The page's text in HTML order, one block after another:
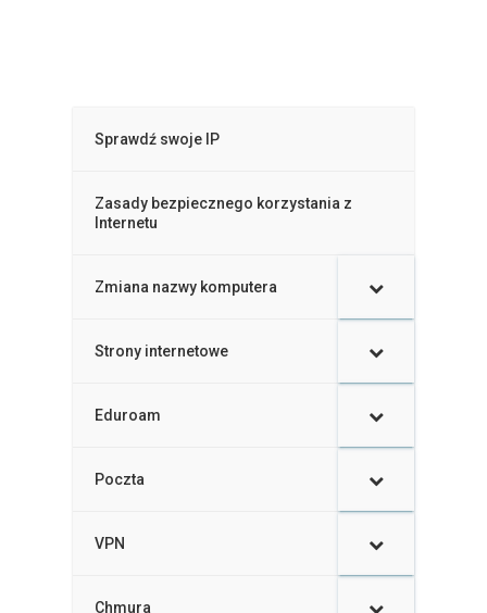
Sprawdź swoje IP
Zasady bezpiecznego korzystania z
Internetu
Zmiana nazwy komputera
–
Strony internetowe
Eduroam
Poczta
VPN
Chmura